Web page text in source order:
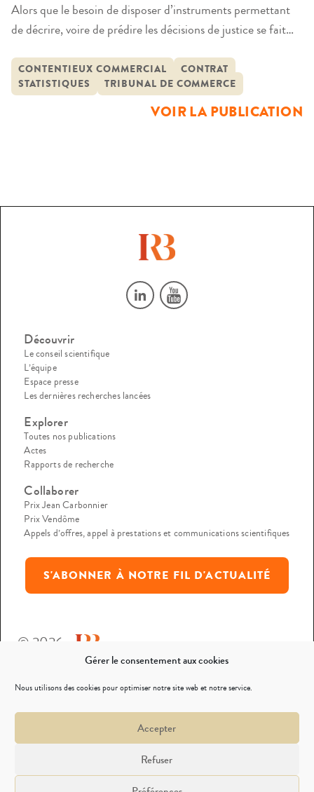
Gérer le consentement aux cookies
Nous utilisons des cookies pour optimiser notre site web et notre service.
Accepter
Refuser
Alors que le besoin de disposer d’instruments permettant
de décrire, voire de prédire les décisions de justice se fait
demeurent rares. Notre travail s’est efforcé de répondre à
ce besoin. Nous y étudions les conflits judiciaires dans les
contrats de franchise. La franchise, largement répandue
CONTENTIEUX COMMERCIAL
CONTRAT
STATISTIQUES
TRIBUNAL DE COMMERCE
VOIR LA PUBLICATION
Découvrir
Le conseil scientifique
L’équipe
Espace presse
Les dernières recherches lancées
Explorer
Toutes nos publications
Actes
Rapports de recherche
Collaborer
Prix Jean Carbonnier
Prix Vendôme
Appels d’offres, appel à prestations et communications scientifiques
S'ABONNER À NOTRE FIL D'ACTUALITÉ
© 2026